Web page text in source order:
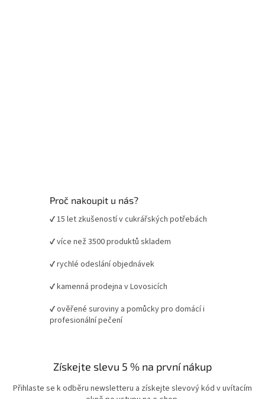
Proč nakoupit u nás?
✔ 15 let zkušeností v cukrářských potřebách
✔ více než 3500 produktů skladem
✔ rychlé odeslání objednávek
✔ kamenná prodejna v Lovosicích
✔ ověřené suroviny a pomůcky pro domácí i
profesionální pečení
Získejte slevu 5 % na první nákup
Přihlaste se k odběru newsletteru a získejte slevový kód v uvítacím